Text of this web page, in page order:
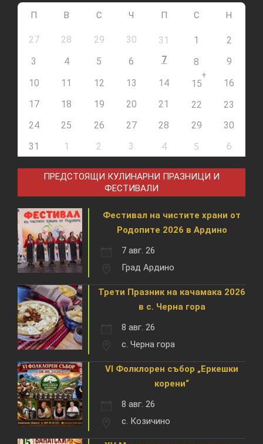
П В С Ч П С Н
27 28 29 30 31 1
2
3
4 5 6 7 8
9
10
11 12 13 14 15
+
16
17
18 19 20 21 22
23
24
25 26 27 28 29
30
31
1 2 3 4 5 6
ПРЕДСТОЯЩИ КУЛИНАРНИ ПРАЗНИЦИ И
ФЕСТИВАЛИ
Фестивал на чистите храни от
Родопите 2026 в Ардино
7 авг. 26
Град Ардино
Трети Празник на качамака 2026
в с. Черна гора
8 авг. 26
с. Черна гора
VI Фолклорен събор „Еркешки
корени“
8 авг. 26
с. Козичино